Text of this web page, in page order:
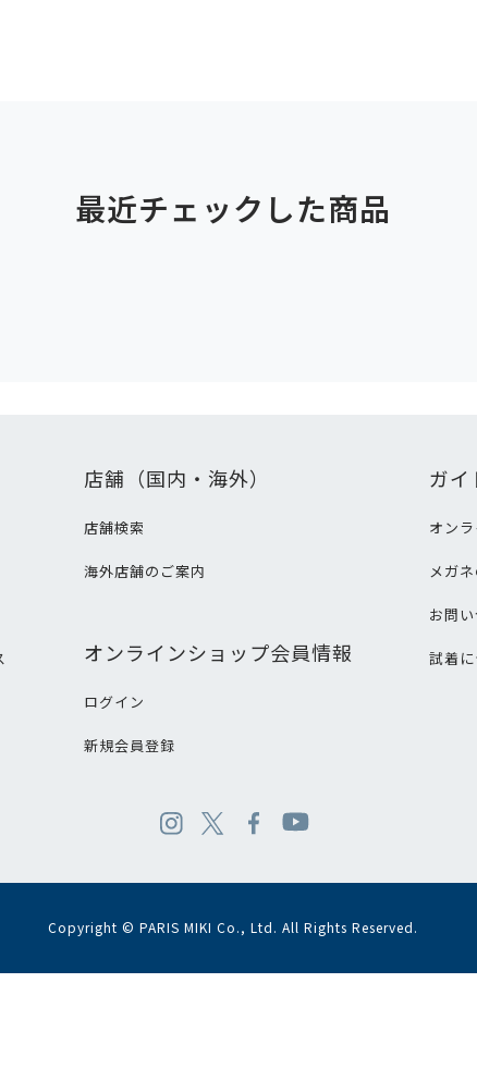
最近チェックした商品
店舗（国内・海外）
店舗検索
海外店舗のご案内
オンラインショップ会員情報
ログイン
新規会員登録
ガイ
オン
メガ
お問
試着
Copyright © PARIS MIKI Co., Ltd. All Rights Reserved.